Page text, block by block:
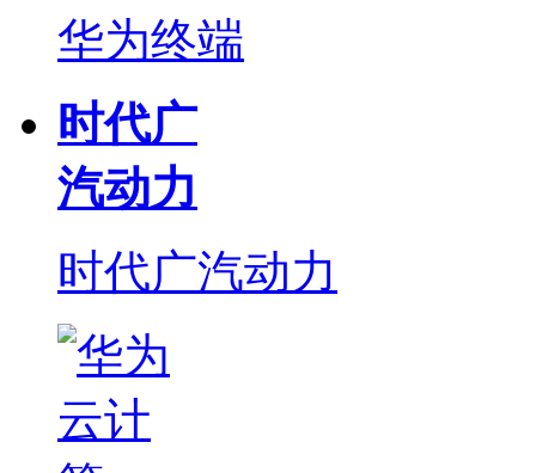
华为终端
时代广
汽动力
时代广汽动力